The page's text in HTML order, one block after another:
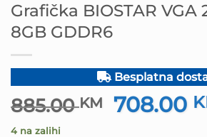
Grafička BIOSTAR VGA
8GB GDDR6
Besplatna
885.00KM
Izvorna
cijena
708.00
4 na zalihi